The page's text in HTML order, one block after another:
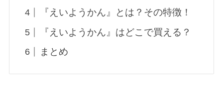
『えいようかん』とは？その特徴！
『えいようかん』はどこで買える？
まとめ